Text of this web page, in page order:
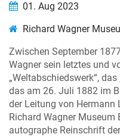
01. Aug 2023
Richard Wagner
Zwischen September
Wagner sein letztes und
„Weltabschiedswerk“,
das am 26. Juli 1882 im
der Leitung von
Richard Wagner Museum
autographe Reinschrift